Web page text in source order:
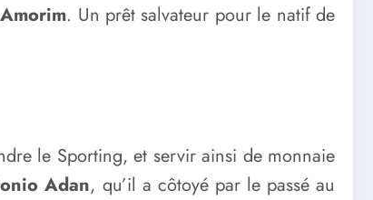
. Un prêt salvateur pour le natif de
le Sporting, et servir ainsi de monnaie
Adan, qu’il a côtoyé par le passé au